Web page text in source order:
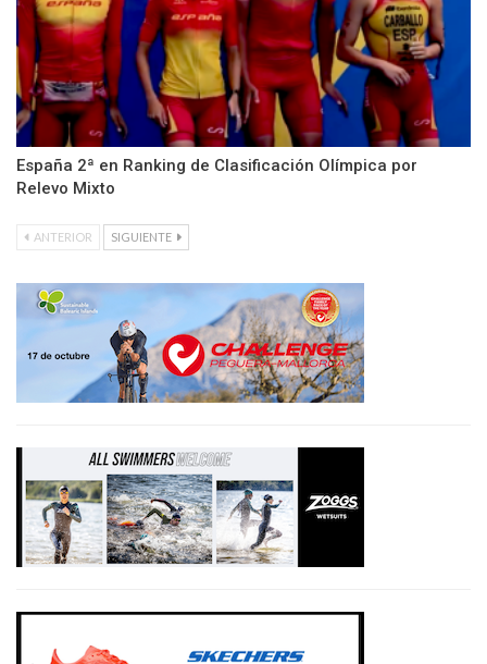
España 2ª en Ranking de Clasificación Olímpica por
Relevo Mixto
ANTERIOR SIGUIENTE